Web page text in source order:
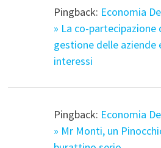
Pingback: Economia
» La co-
gestione delle aziende
interessi
Pingback: Economia
» Mr Monti, un